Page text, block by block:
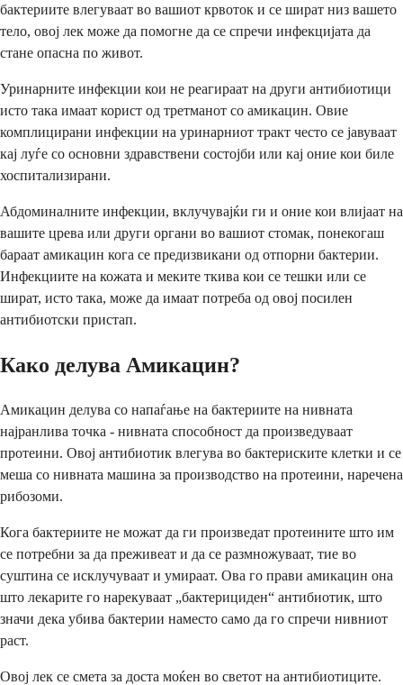
бактериите влегуваат во вашиот крвоток и се шират низ вашето
тело, овој лек може да помогне да се спречи инфекцијата да
стане опасна по живот.
Уринарните инфекции кои не реагираат на други антибиотици
исто така имаат корист од третманот со амикацин. Овие
комплицирани инфекции на уринарниот тракт често се јавуваат
кај луѓе со основни здравствени состојби или кај оние кои биле
хоспитализирани.
Абдоминалните инфекции, вклучувајќи ги и оние кои влијаат на
вашите црева или други органи во вашиот стомак, понекогаш
бараат амикацин кога се предизвикани од отпорни бактерии.
Инфекциите на кожата и меките ткива кои се тешки или се
шират, исто така, може да имаат потреба од овој посилен
антибиотски пристап.
Како делува Амикацин?
Амикацин делува со напаѓање на бактериите на нивната
најранлива точка - нивната способност да произведуваат
протеини. Овој антибиотик влегува во бактериските клетки и се
меша со нивната машина за производство на протеини, наречена
рибозоми.
Кога бактериите не можат да ги произведат протеините што им
се потребни за да преживеат и да се размножуваат, тие во
суштина се исклучуваат и умираат. Ова го прави амикацин она
што лекарите го нарекуваат „бактерициден“ антибиотик, што
значи дека убива бактерии наместо само да го спречи нивниот
раст.
Овој лек се смета за доста моќен во светот на антибиотиците.